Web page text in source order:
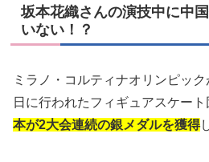
坂本花織さんの演技中に中
いない！？
ミラノ・コルティナオリンピッ
日に行われたフィギュアスケー
本が2大会連続の銀メダルを獲得